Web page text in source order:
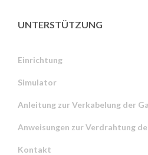
UNTERSTÜTZUNG
Einrichtung
Simulator
Anleitung zur Verkabelung der
Anweisungen zur Verdrahtung
Kontakt